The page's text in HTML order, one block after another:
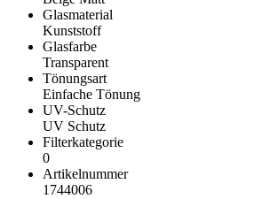
Glasmaterial
Kunststoff
Glasfarbe
Transparent
Tönungsart
Einfache Tönung
UV-Schutz
UV Schutz
Filterkategorie
0
Artikelnummer
1744006